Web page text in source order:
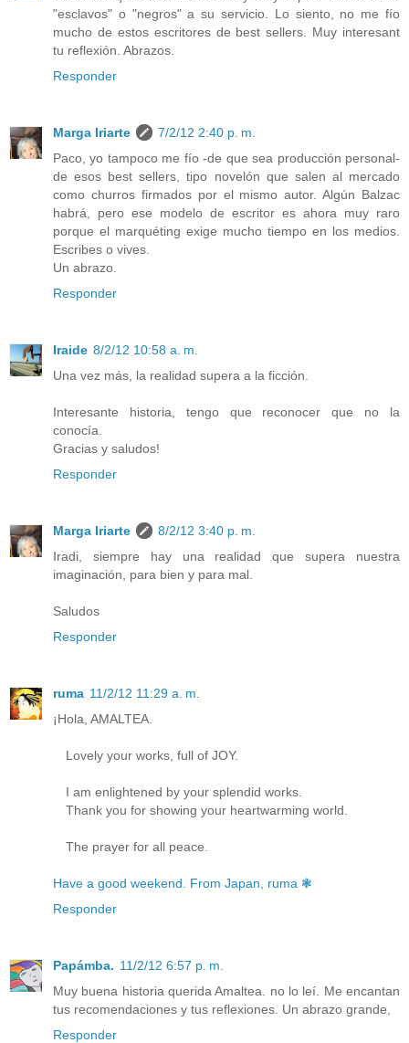
"esclavos" o "negros" a su servicio. Lo siento, no me fío
mucho de estos escritores de best sellers. Muy interesant
tu reflexión. Abrazos.
Responder
Marga Iriarte
7/2/12 2:40 p. m.
Paco, yo tampoco me fío -de que sea producción personal-
de esos best sellers, tipo novelón que salen al mercado
como churros firmados por el mismo autor. Algún Balzac
habrá, pero ese modelo de escritor es ahora muy raro
porque el marquéting exige mucho tiempo en los medios.
Escribes o vives.
Un abrazo.
Responder
Iraide 8/2/12 10:58 a. m.
Una vez más, la realidad supera a la ficción.
Interesante historia, tengo que reconocer que no la
conocía.
Gracias y saludos!
Responder
Marga Iriarte
8/2/12 3:40 p. m.
Iradi, siempre hay una realidad que supera nuestra
imaginación, para bien y para mal.
Saludos
Responder
ruma 11/2/12 11:29 a. m.
¡Hola, AMALTEA.
Lovely your works, full of JOY.
I am enlightened by your splendid works.
Thank you for showing your heartwarming world.
The prayer for all peace.
Have a good weekend. From Japan, ruma ❃
Responder
Papámba. 11/2/12 6:57 p. m.
Muy buena historia querida Amaltea. no lo leí. Me encantan
tus recomendaciones y tus reflexiones. Un abrazo grande,
Responder